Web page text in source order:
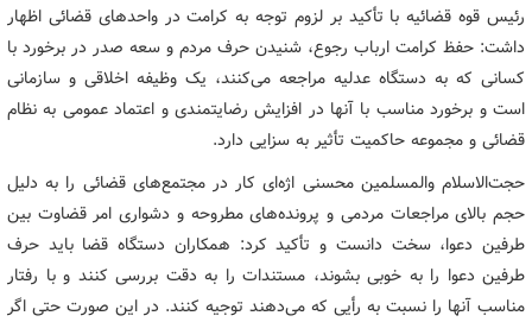
رئیس قوه قضائیه با تأکید بر لزوم توجه به کرامت در واحدهای قضائی اظهار
داشت: حفظ کرامت ارباب رجوع، شنیدن حرف مردم و سعه صدر در برخورد با
کسانی که به دستگاه عدلیه مراجعه می‌کنند، یک وظیفه اخلاقی و سازمانی
است و برخورد مناسب با آنها در افزایش رضایتمندی و اعتماد عمومی به نظام
قضائی و مجموعه حاکمیت تأثیر به سزایی دارد.
حجت‌الاسلام والمسلمین محسنی اژه‌ای کار در مجتمع‌های قضائی را به دلیل
حجم بالای مراجعات مردمی و پرونده‌های مطروحه و دشواری امر قضاوت بین
طرفین دعوا، سخت دانست و تأکید کرد: همکاران دستگاه قضا باید حرف
طرفین دعوا را به خوبی بشوند، مستندات را به دقت بررسی کنند و با رفتار
مناسب آنها را نسبت به رأیی که می‌دهند توجیه کنند. در این صورت حتی اگر